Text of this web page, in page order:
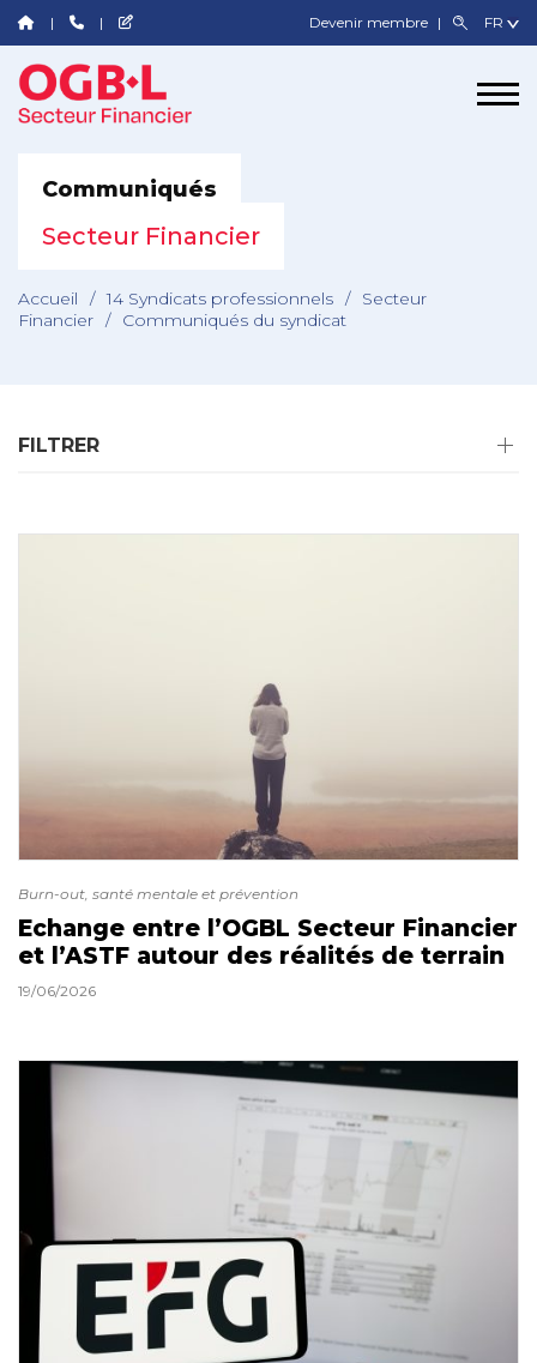
Devenir membre
Communiqués
Secteur Financier
Accueil / 14 Syndicats professionnels /
Secteur
Financier / Communiqués du syndicat
FILTRER
Burn-out, santé mentale et prévention
Echange entre l’OGBL Secteur Financier
et l’ASTF autour des réalités de terrain
19/06/2026